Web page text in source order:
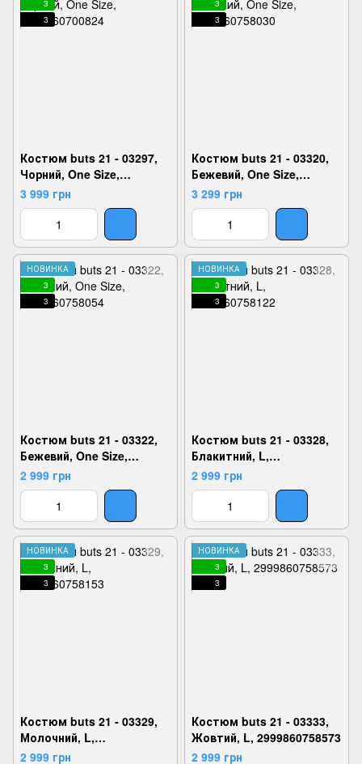
3
3
Костюм buts 21 - 03297,
Чорний, One Size,
2999860700824
3 999 грн
3
3
Костюм buts 21 - 03320,
Бежевий, One Size,
2999860758030
3 299 грн
НОВИНКА
3
3
Костюм buts 21 - 03322,
Бежевий, One Size,
2999860758054
2 999 грн
НОВИНКА
3
3
Костюм buts 21 - 03328,
Блакитний, L,
2999860758122
2 999 грн
НОВИНКА
3
3
Костюм buts 21 - 03329,
Молочний, L,
2999860758153
2 999 грн
НОВИНКА
3
3
Костюм buts 21 - 03333,
Жовтий, L, 2999860758573
2 999 грн